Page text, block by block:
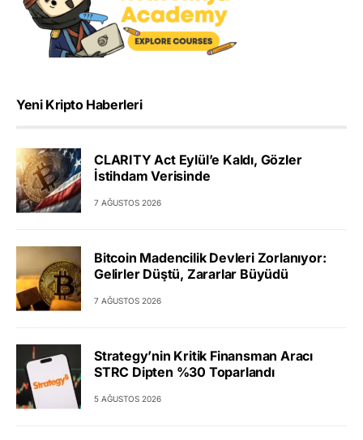
Yeni Kripto Haberleri
CLARITY Act Eylül’e Kaldı, Gözler
İstihdam Verisinde
7 AĞUSTOS 2026
Bitcoin Madencilik Devleri Zorlanıyor:
Gelirler Düştü, Zararlar Büyüdü
7 AĞUSTOS 2026
Strategy’nin Kritik Finansman Aracı
STRC Dipten %30 Toparlandı
5 AĞUSTOS 2026